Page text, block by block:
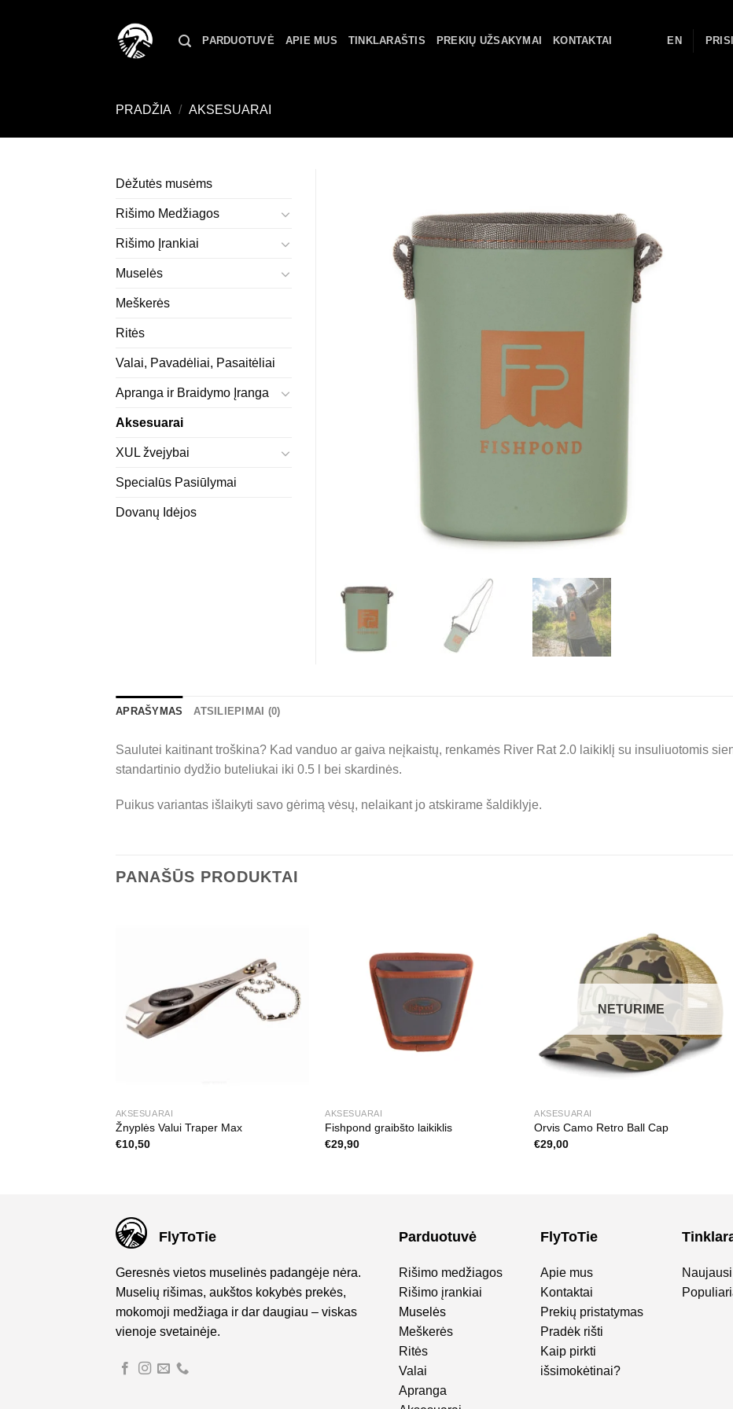
PARDUOTUVĖ APIE MUS TINKLARAŠTIS PREKIŲ UŽSAKYMAI KONTAKTAI EN
PRADŽIA / AKSESUARAI
Dėžutės musėms
Rišimo Medžiagos
Rišimo Įrankiai
Muselės
Meškerės
Ritės
Valai, Pavadėliai, Pasaitėliai
Apranga ir Braidymo Įranga
Aksesuarai
XUL žvejybai
Specialūs Pasiūlymai
Dovanų Idėjos
APRAŠYMAS ATSILIEPIMAI (0)
Saulutei kaitinant troškina? Kad vanduo ar gaiva neįkaistų, renkamės River Rat 2.0 laikiklį su insuliuotomis
standartinio dydžio buteliukai iki 0.5 l bei skardinės.
Puikus variantas išlaikyti savo gėrimą vėsų, nelaikant jo atskirame šaldiklyje.
PANAŠŪS PRODUKTAI
AKSESUARAI
Žnyplės Valui Traper Max
€10,50
AKSESUARAI
Fishpond graibšto laikiklis
€29,90
NETURIME
AKSESUARAI
Orvis Camo Retro Ball Cap
€29,00
FlyToTie
Geresnės vietos muselinės padangėje nėra.
Muselių rišimas, aukštos kokybės prekės,
mokomoji medžiaga ir dar daugiau – viskas
vienoje svetainėje.
Parduotuvė
Rišimo medžiagos
Rišimo įrankiai
Muselės
Meškerės
Ritės
Valai
Apranga
FlyToTie
Apie mus
Kontaktai
Prekių pristatymas
Pradėk rišti
Kaip pirkti
išsimokėtinai?
Naujausi